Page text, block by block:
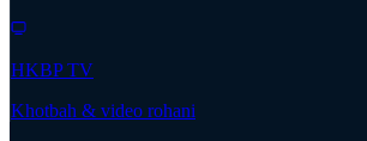
HKBP TV
Khotbah & video rohani